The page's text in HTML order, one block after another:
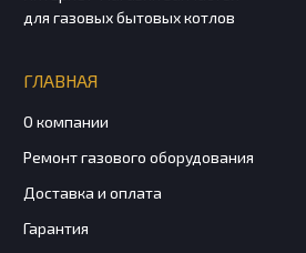
для газовых бытовых котлов
ГЛАВНАЯ
О компании
Ремонт газового оборудования
Доставка и оплата
Гарантия